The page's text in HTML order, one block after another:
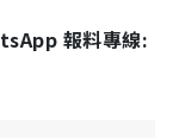
報料專線: